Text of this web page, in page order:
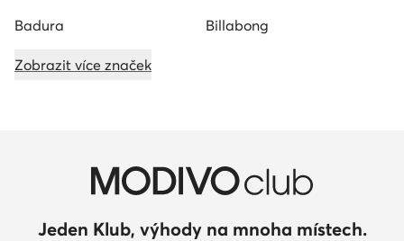
Badura Billabong
Zobrazit více značek
Jeden Klub, výhody na mnoha místech.